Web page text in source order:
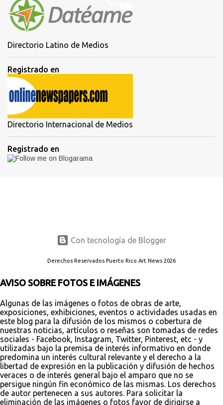
Directorio Latino de Medios
Registrado en
Directorio Internacional de Medios
Registrado en
Con tecnología de Blogger
Derechos Reservados Puerto Rico Art News 2026
AVISO SOBRE FOTOS E IMÁGENES
Algunas de las imágenes o fotos de obras de arte,
exposiciones, exhibiciones, eventos o actividades usadas en
este blog para la difusión de los mismos o cobertura de
nuestras noticias, artículos o reseñas son tomadas de redes
sociales - Facebook, Instagram, Twitter, Pinterest, etc - y
utilizadas bajo la premisa de interés informativo en donde
predomina un interés cultural relevante y el derecho a la
libertad de expresión en la publicación y difusión de hechos
veraces o de interés general bajo el amparo que no se
persigue ningún fin económico de las mismas. Los derechos
de autor pertenecen a sus autores. Para solicitar la
eliminación de las imágenes o fotos favor de dirigirse a